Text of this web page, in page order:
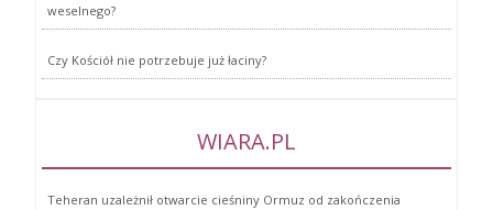
weselnego?
Czy Kościół nie potrzebuje już łaciny?
WIARA.PL
Teheran uzależnił otwarcie cieśniny Ormuz od zakończenia